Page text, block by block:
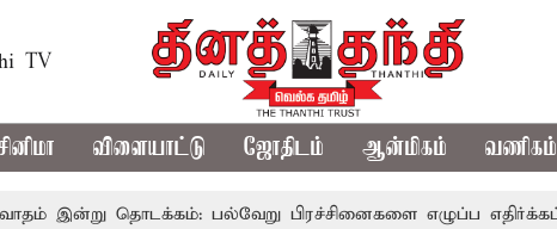
TV
விளையாட்டு ஜோதிடம் ஆன்மிகம் வணிகம்
பல்வேறு பிரச்சினைகளை எழுப்ப எதிர்க்கட்சிகள் திட்டம்